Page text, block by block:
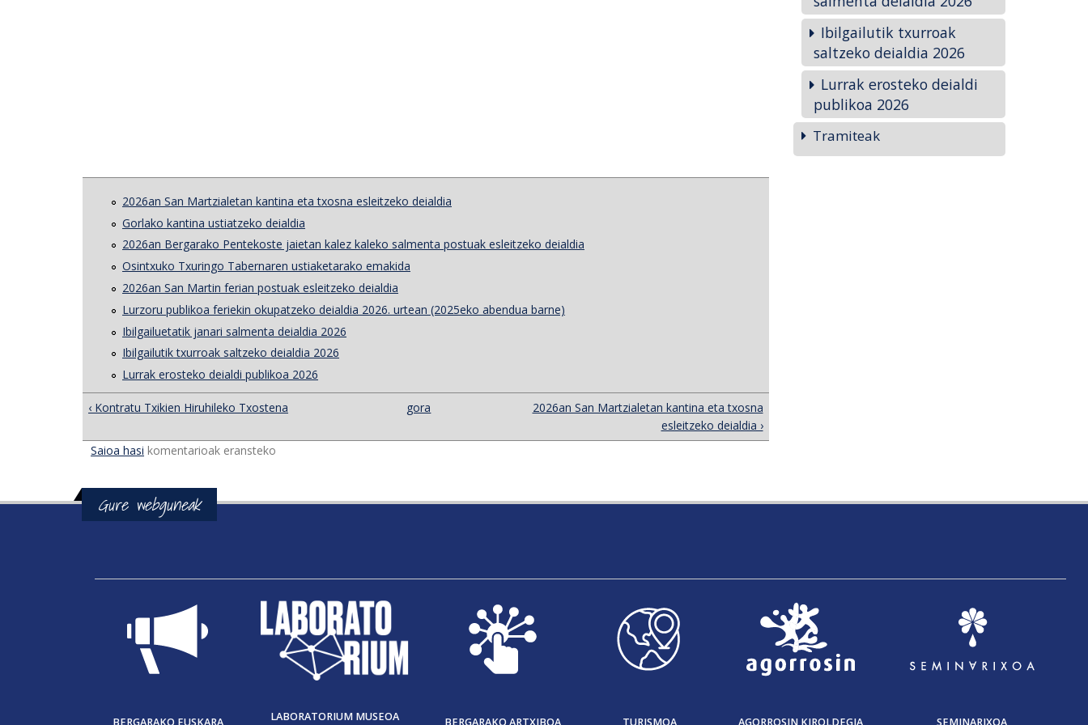
2026an San Martzialetan kantina eta txosna esleitzeko deialdia
Gorlako kantina ustiatzeko deialdia
2026an Bergarako Pentekoste jaietan kalez kaleko salmenta postuak esleitzeko deialdia
Osintxuko Txuringo Tabernaren ustiaketarako emakida
2026an San Martin ferian postuak esleitzeko deialdia
Lurzoru publikoa feriekin okupatzeko deialdia 2026. urtean (2025eko abendua barne)
Ibilgailuetatik janari salmenta deialdia 2026
Ibilgailutik txurroak saltzeko deialdia 2026
Lurrak erosteko deialdi publikoa 2026
‹ Kontratu Txikien Hiruhileko Txostena gora
2026an San Martzialetan kantina eta txosna
esleitzeko deialdia ›
Saioa hasi komentarioak eransteko
Ibilgailutik txurroak
saltzeko deialdia 2026
Lurrak erosteko deialdi
publikoa 2026
Tramiteak
Gure webguneak
LABORATORIUM MUSEOA